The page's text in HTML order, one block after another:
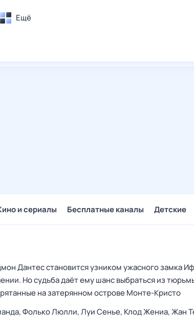
Ещё
и сериалы Бесплатные каналы Детские
Дантес становится узником ужасного замка
Но судьба даёт ему шанс выбраться из
на затерянном острове Монте-Кристо
Фолько Люлли,Луи Сенье, Клод Жениа,Жан